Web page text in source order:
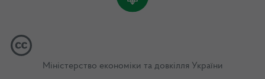
Міністерство економіки та довкілля України